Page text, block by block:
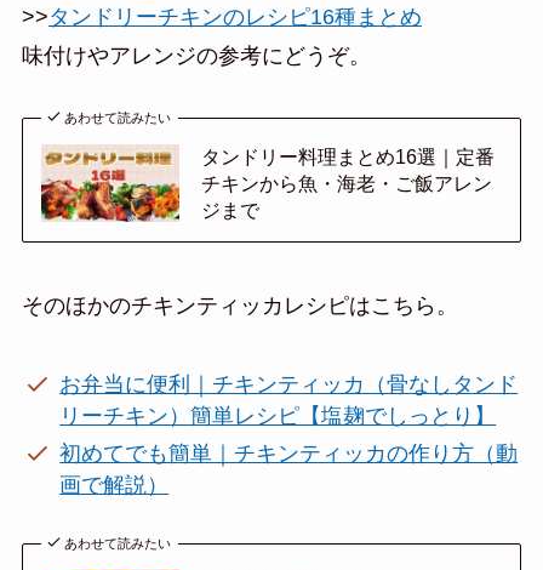
>>タンドリーチキンのレシピ16種まとめ
味付けやアレンジの参考にどうぞ。
あわせて読みたい
タンドリー料理まとめ16選｜定番
チキンから魚・海老・ご飯アレン
ジまで
そのほかのチキンティッカレシピはこちら。
お弁当に便利｜チキンティッカ（骨なしタンド
リーチキン）簡単レシピ【塩麹でしっとり】
初めてでも簡単｜チキンティッカの作り方（動
画で解説）
あわせて読みたい